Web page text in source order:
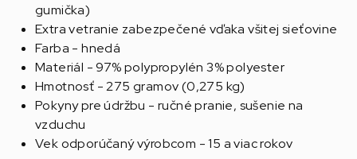
gumička)
Extra vetranie zabezpečené vďaka všitej sieťovine
Farba - hnedá
Materiál - 97% polypropylén 3% polyester
Hmotnosť - 275 gramov (0,275 kg)
Pokyny pre údržbu - ručné pranie, sušenie na
vzduchu
Vek odporúčaný výrobcom - 15 a viac rokov